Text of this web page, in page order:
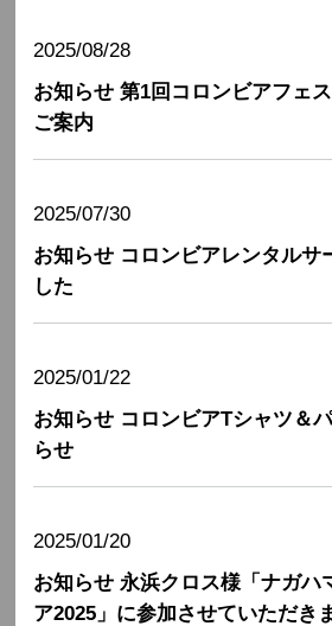
2025/08/28
お知らせ 第1回コロンビアフェ
ご案内
2025/07/30
お知らせ コロンビアレンタルサ
した
2025/01/22
お知らせ コロンビアTシャツ＆
らせ
2025/01/20
お知らせ 永浜クロス様「ナガハ
ア2025」に参加させていただき